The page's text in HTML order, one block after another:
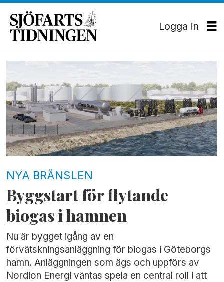
Logga in
Tag:
nya
bränslen
NYA BRÄNSLEN
Byggstart för flytande
biogas i hamnen
Nu är bygget igång av en
förvätskningsanläggning för biogas i Göteborgs
hamn. Anläggningen som ägs och uppförs av
Nordion Energi väntas spela en central roll i att